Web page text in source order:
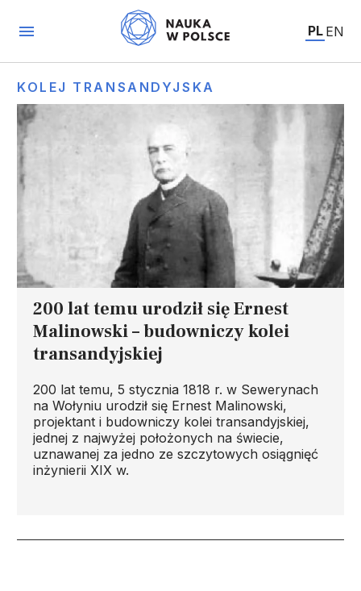
PL EN
KOLEJ TRANSANDYJSKA
200 lat temu urodził się Ernest
Malinowski – budowniczy kolei
transandyjskiej
200 lat temu, 5 stycznia 1818 r. w Sewerynach
na Wołyniu urodził się Ernest Malinowski,
projektant i budowniczy kolei transandyjskiej,
jednej z najwyżej położonych na świecie,
uznawanej za jedno ze szczytowych osiągnięć
inżynierii XIX w.